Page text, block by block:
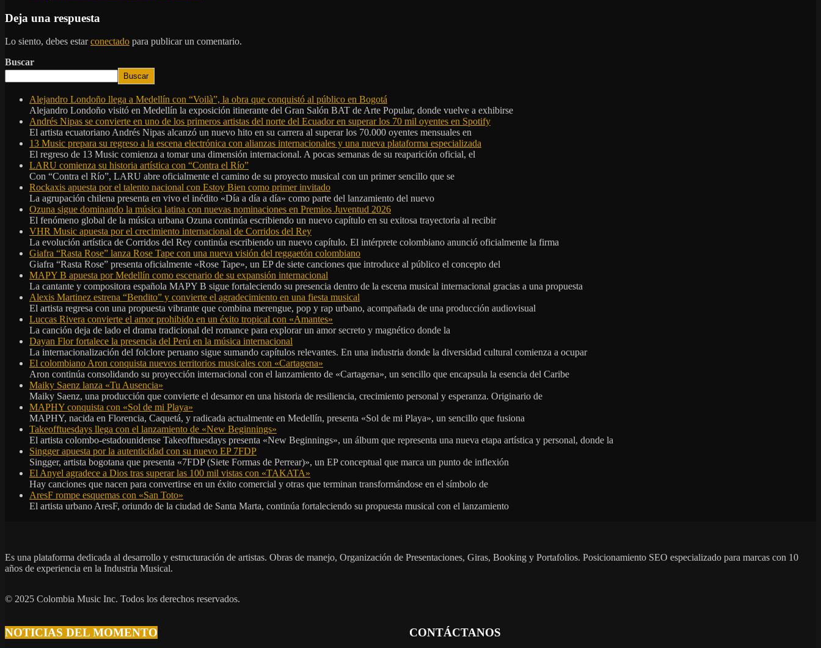
Deja una respuesta
Lo siento, debes estarconectado para publicar un comentario.
Buscar
Buscar
Alejandro Londoño llega a Medellín con “Voilà”, la obra que conquistó al público en Bogotá
Alejandro Londoño visitó en Medellín la exposición itinerante del Gran Salón BAT de Arte Popular, donde vuelve a exhibirse
Andrés Nipas se convierte en uno de los primeros artistas del norte del Ecuador en superar los 70 mil oyentes en Spotify
El artista ecuatoriano Andrés Nipas alcanzó un nuevo hito en su carrera al superar los 70.000 oyentes mensuales en
13 Music prepara su regreso a la escena electrónica con alianzas internacionales y una nueva plataforma especializada
El regreso de 13 Music comienza a tomar una dimensión internacional. A pocas semanas de su reaparición oficial, el
LARU comienza su historia artística con “Contra el Río”
Con “Contra el Río”, LARU abre oficialmente el camino de su proyecto musical con un primer sencillo que se
Rockaxis apuesta por el talento nacional con Estoy Bien como primer invitado
La agrupación chilena presenta en vivo el inédito «Día a día a día» como parte del lanzamiento del nuevo
Ozuna sigue dominando la música latina con nuevas nominaciones en Premios Juventud 2026
El fenómeno global de la música urbana Ozuna continúa escribiendo un nuevo capítulo en su exitosa trayectoria al recibir
VHR Music apuesta por el crecimiento internacional de Corridos del Rey
La evolución artística de Corridos del Rey continúa escribiendo un nuevo capítulo. El intérprete colombiano anunció oficialmente la firma
Giafra “Rasta Rose” lanza Rose Tape con una nueva visión del reggaetón colombiano
Giafra “Rasta Rose” presenta oficialmente «Rose Tape», un EP de siete canciones que introduce al público el concepto del
MAPY B apuesta por Medellín como escenario de su expansión internacional
La cantante y compositora española MAPY B sigue fortaleciendo su presencia dentro de la escena musical internacional gracias a una propuesta
Alexis Martinez estrena “Bendito” y convierte el agradecimiento en una fiesta musical
El artista regresa con una propuesta vibrante que combina merengue, pop y rap urbano, acompañada de una producción audiovisual
Luccas Rivera convierte el amor prohibido en un éxito tropical con «Amantes»
La canción deja de lado el drama tradicional del romance para explorar un amor secreto y magnético donde la
Dayan Flor fortalece la presencia del Perú en la música internacional
La internacionalización del folclore peruano sigue sumando capítulos relevantes. En una industria donde la diversidad cultural comienza a ocupar
El colombiano Aron conquista nuevos territorios musicales con «Cartagena»
Aron continúa consolidando su proyección internacional con el lanzamiento de «Cartagena», un sencillo que encapsula la esencia del Caribe
Maiky Saenz lanza «Tu Ausencia»
Maiky Saenz, una producción que convierte el desamor en una historia de resiliencia, crecimiento personal y esperanza. Originario de
MAPHY conquista con «Sol de mi Playa»
MAPHY, nacida en Florencia, Caquetá, y radicada actualmente en Medellín, presenta «Sol de mi Playa», un sencillo que fusiona
Takeofftuesdays llega con el lanzamiento de «New Beginnings»
El artista colombo-estadounidense Takeofftuesdays presenta «New Beginnings», un álbum que representa una nueva etapa artística y personal, donde la
Singger apuesta por la autenticidad con su nuevo EP 7FDP
Singger, artista bogotana que presenta «7FDP (Siete Formas de Perrear)», un EP conceptual que marca un punto de inflexión
El Anyel agradece a Dios tras superar las 100 mil vistas con «TAKATA»
Hay canciones que nacen para convertirse en un éxito comercial y otras que terminan transformándose en el símbolo de
AresF rompe esquemas con «San Toto»
El artista urbano AresF, oriundo de la ciudad de Santa Marta, continúa fortaleciendo su propuesta musical con el lanzamiento
Es una plataforma dedicada al desarrollo y estructuración de artistas. Obras de manejo, Organización de Presentaciones, Giras, Booking y Portafolios. Posicionamiento SEO especializado para marcas con 10
años de experiencia en la Industria Musical.
© 2025 Colombia Music Inc. Todos los derechos reservados.
NOTICIAS DEL MOMENTO CONTÁCTANOS